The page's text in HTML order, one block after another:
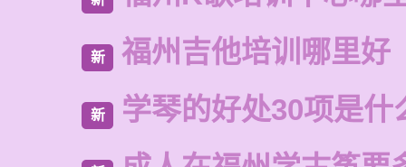
新 福州吉他培训哪里好
新 学琴的好处30项是什